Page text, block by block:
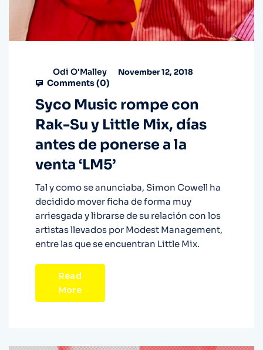
Odi O'Malley November 12, 2018
Comments (0)
Syco Music rompe con
Rak-Su y Little Mix, días
antes de ponerse a la
venta ‘LM5’
Tal y como se anunciaba, Simon Cowell ha
decidido mover ficha de forma muy
arriesgada y librarse de su relación con los
artistas llevados por Modest Management,
entre las que se encuentran Little Mix.
Read
More